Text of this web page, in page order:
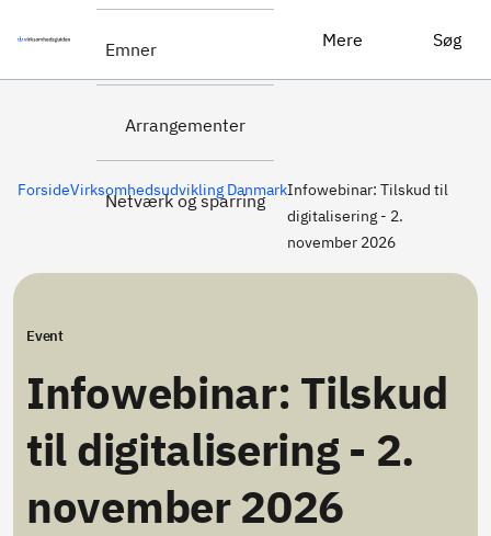
Emner
Arrangementer
Netværk og sparring
Mere Søg
ForsideVirksomhedsudvikling DanmarkInfowebinar: Tilskud til
digitalisering - 2.
november 2026
Event
Infowebinar: Tilskud
til digitalisering - 2.
november 2026